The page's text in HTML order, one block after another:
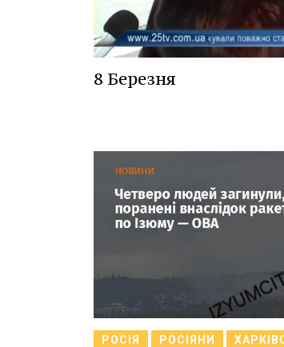
8 Березня
РОСІЯ РОСІЯНИ